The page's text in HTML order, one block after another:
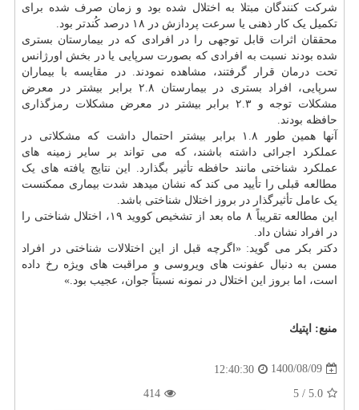
شرکت کنندگان مبتلا به اختلال شده بود و زمان صرف شده برای
تکمیل یک کار ذهنی یا سرعت پردازش در ۱۸ درصد کُندتر بود.
محققان اثرات قابل توجهی را در افرادی که در بیمارستان بستری
شده بودند نسبت به افرادی که بصورت سرپایی یا در بخش اورژانس
تحت درمان قرار گرفتند، مشاهده نمودند. در مقایسه با بیماران
سرپایی، افراد بستری در بیمارستان ۲.۸ برابر بیشتر در معرض
مشکلات توجه و ۲.۳ برابر بیشتر در معرض مشکلات رمزگذاری
حافظه بودند.
آنها همین طور ۱.۸ برابر بیشتر احتمال داشت که مشکلاتی در
عملکرد اجرائی داشته باشند، که می تواند بر سایر زمینه های
عملکرد شناختی مانند حافظه تأثیر بگذارد. این نتایج یافته های یک
مطالعه قبلی را تأیید می کند که نشان میدهد شدت بیماری ممکنست
یک عامل تأثیرگذار در بروز اختلال شناختی باشد.
این مطالعه تقریباً ۸ ماه بعد از تشخیص کووید ۱۹، اختلال شناختی را
در افراد نشان داد.
دکتر بکر می گوید: «اگرچه قبل از این اختلالات شناختی در افراد
مسن به دنبال عفونت های ویروسی و مراقبت های ویژه رخ داده
است، اما بروز این اختلال در نمونه نسبتاً جوان، عجیب بود.»
منبع: اپتیك
1400/08/09
12:40:30
5.0
/
5
414